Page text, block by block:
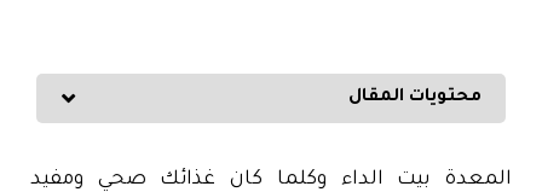
محتويات المقال
المعدة بيت الداء وكلما كان غذائك صحي ومفيد